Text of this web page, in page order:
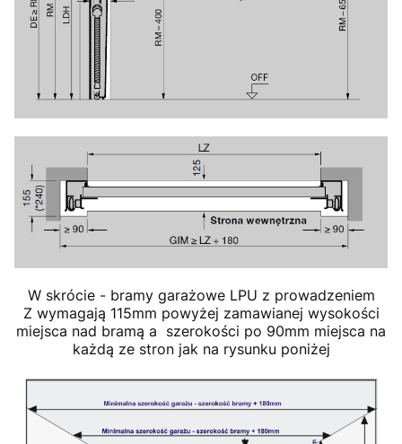
W skrócie - bramy garażowe LPU z prowadzeniem
Z wymagają 115mm powyżej zamawianej wysokości
miejsca nad bramą a szerokości po 90mm miejsca na
każdą ze stron jak na rysunku poniżej